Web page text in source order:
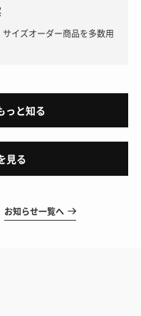
イズオーダー商品を多数用
と知る
見る
お知らせ一覧へ